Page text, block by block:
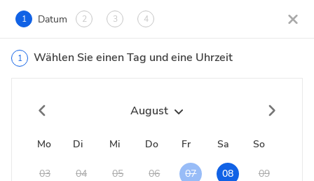
1 Datum 2 3 4
1 Wählen Sie einen Tag und eine Uhrzeit
August
Mo Di Mi Do Fr Sa So
03 04 05 06 07 08 09